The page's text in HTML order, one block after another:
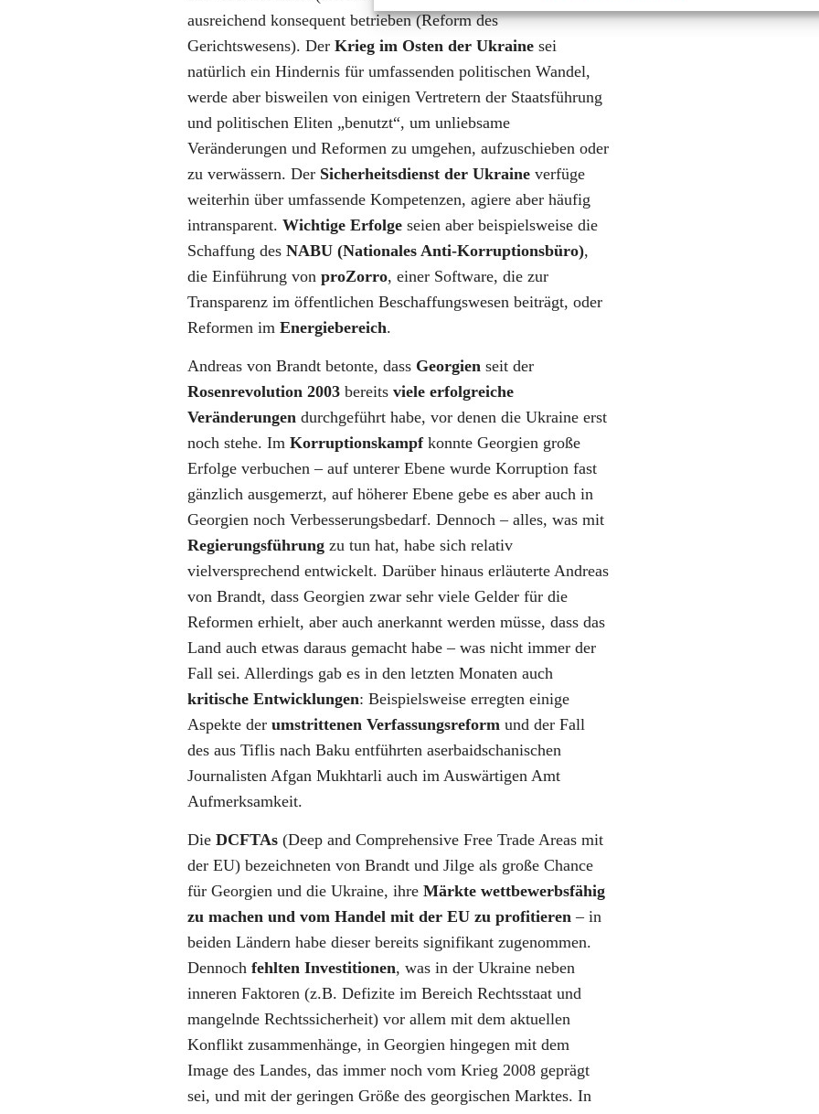
ausreichend konsequent betrieben (Reform des
Gerichtswesens). Der Krieg im Osten der Ukraine sei
natürlich ein Hindernis für umfassenden politischen Wandel,
werde aber bisweilen von einigen Vertretern der Staatsführung
und politischen Eliten „benutzt“, um unliebsame
Veränderungen und Reformen zu umgehen, aufzuschieben oder
zu verwässern. Der Sicherheitsdienst der Ukraine verfüge
weiterhin über umfassende Kompetenzen, agiere aber häufig
intransparent. Wichtige Erfolge seien aber beispielsweise die
Schaffung des NABU (Nationales Anti-Korruptionsbüro),
die Einführung von proZorro, einer Software, die zur
Transparenz im öffentlichen Beschaffungswesen beiträgt, oder
Reformen im Energiebereich.
Andreas von Brandt betonte, dass Georgien seit der
Rosenrevolution 2003 bereits viele erfolgreiche
Veränderungen durchgeführt habe, vor denen die Ukraine erst
noch stehe. Im Korruptionskampf konnte Georgien große
Erfolge verbuchen – auf unterer Ebene wurde Korruption fast
gänzlich ausgemerzt, auf höherer Ebene gebe es aber auch in
Georgien noch Verbesserungsbedarf. Dennoch – alles, was mit
Regierungsführung zu tun hat, habe sich relativ
vielversprechend entwickelt. Darüber hinaus erläuterte Andreas
von Brandt, dass Georgien zwar sehr viele Gelder für die
Reformen erhielt, aber auch anerkannt werden müsse, dass das
Land auch etwas daraus gemacht habe – was nicht immer der
Fall sei. Allerdings gab es in den letzten Monaten auch
kritische Entwicklungen: Beispielsweise erregten einige
Aspekte der umstrittenen Verfassungsreform und der Fall
des aus Tiflis nach Baku entführten aserbaidschanischen
Journalisten Afgan Mukhtarli auch im Auswärtigen Amt
Aufmerksamkeit.
Die DCFTAs (Deep and Comprehensive Free Trade Areas mit
der EU) bezeichneten von Brandt und Jilge als große Chance
für Georgien und die Ukraine, ihre Märkte wettbewerbsfähig
zu machen und vom Handel mit der EU zu profitieren – in
beiden Ländern habe dieser bereits signifikant zugenommen.
Dennoch fehlten Investitionen, was in der Ukraine neben
inneren Faktoren (z.B. Defizite im Bereich Rechtsstaat und
mangelnde Rechtssicherheit) vor allem mit dem aktuellen
Konflikt zusammenhänge, in Georgien hingegen mit dem
Image des Landes, das immer noch vom Krieg 2008 geprägt
sei, und mit der geringen Größe des georgischen Marktes. In